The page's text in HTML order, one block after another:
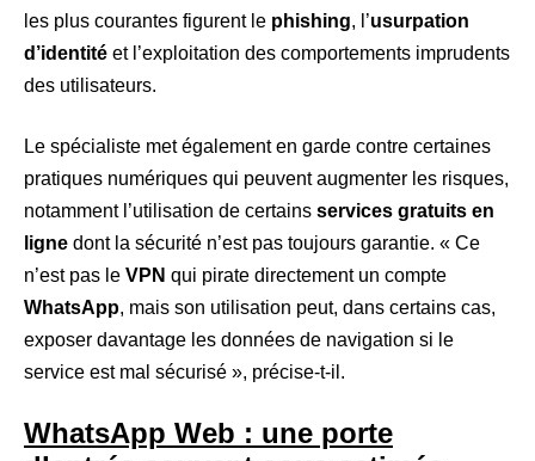
les plus courantes figurent le phishing, l’usurpation
d’identité et l’exploitation des comportements imprudents
des utilisateurs.
Le spécialiste met également en garde contre certaines
pratiques numériques qui peuvent augmenter les risques,
notamment l’utilisation de certains services gratuits en
ligne dont la sécurité n’est pas toujours garantie. « Ce
n’est pas le VPN qui pirate directement un compte
WhatsApp, mais son utilisation peut, dans certains cas,
exposer davantage les données de navigation si le
service est mal sécurisé », précise-t-il.
WhatsApp Web : une porte